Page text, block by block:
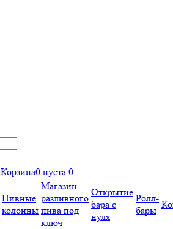
Корзина0 пуста 0
Пивные
колонны
Магазин
разливного
пива под
ключ
Открытие
бара с
нуля
Ролл-
бары